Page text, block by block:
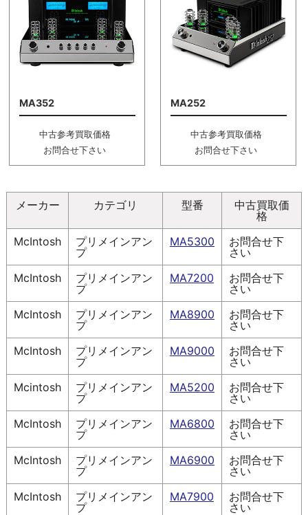
MA352
中古参考買取価格
お問合せ下さい
MA252
中古参考買取価格
お問合せ下さい
メーカー カテゴリ 型番
中古買取価
格
McIntosh
プリメインアン
プ
MA5300
お問合せ下
さい
McIntosh
プリメインアン
プ
MA7200
お問合せ下
さい
McIntosh
プリメインアン
プ
MA8900
お問合せ下
さい
McIntosh
プリメインアン
プ
MA9000
お問合せ下
さい
Mcintosh
プリメインアン
プ
MA5200
お問合せ下
さい
McIntosh
プリメインアン
プ
MA6800
お問合せ下
さい
McIntosh
プリメインアン
プ
MA6900
お問合せ下
さい
McIntosh
プリメインアン
プ
MA7900
お問合せ下
さい